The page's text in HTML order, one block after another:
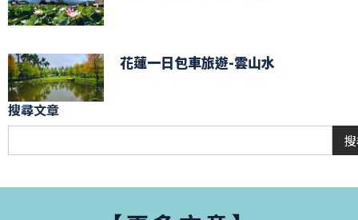
花蓮一日包車旅遊-雲山水
搜尋文章